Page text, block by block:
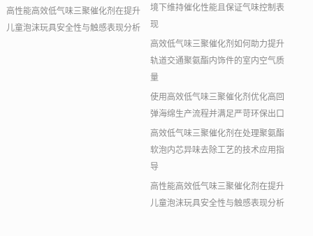
高性能高效低气味三聚催化剂在提升
儿童泡沫玩具安全性与触感表现分析
境下维持催化性能且保证气味控制表
现
高效低气味三聚催化剂如何助力提升
轨道交通聚氨酯内饰件的室内空气质
量
使用高效低气味三聚催化剂优化高回
弹海绵生产流程并满足严苛环保出口
高效低气味三聚催化剂在处理聚氨酯
软泡内芯异味去除工艺的技术应用指
导
高性能高效低气味三聚催化剂在提升
儿童泡沫玩具安全性与触感表现分析